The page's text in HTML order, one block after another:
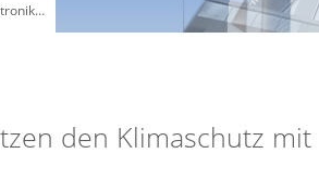
den Klimaschutz mit